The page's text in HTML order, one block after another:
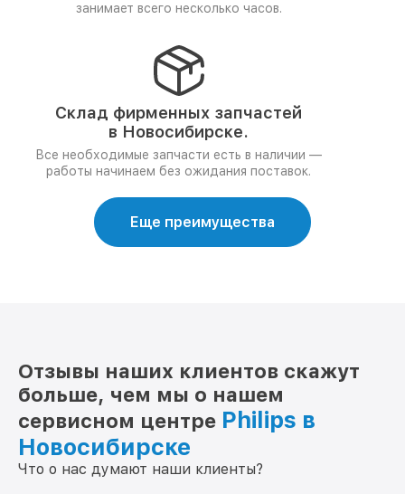
занимает всего несколько часов.
Склад фирменных запчастей
в Новосибирске.
Все необходимые запчасти есть в наличии —
работы начинаем без ожидания поставок.
Еще преимущества
Отзывы наших клиентов скажут
больше, чем мы о нашем
сервисном центре Philips в
Новосибирске
Что о нас думают наши клиенты?